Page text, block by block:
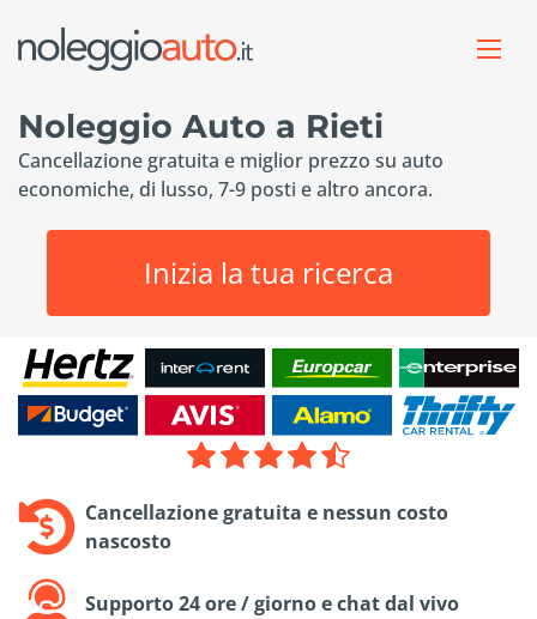
Noleggio Auto a Rieti
Cancellazione gratuita e miglior prezzo su auto
economiche, di lusso, 7-9 posti e altro ancora.
Inizia la tua ricerca
Cancellazione gratuita e nessun costo
nascosto
Supporto 24 ore / giorno e chat dal vivo